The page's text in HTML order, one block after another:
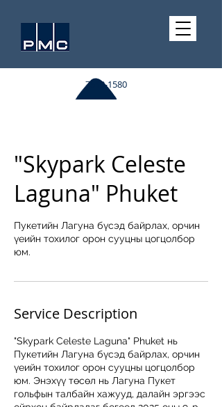
7510-1580
"Skypark Celeste
Laguna" Phuket
Пукетийн Лагуна бүсэд байрлах, орчин
үеийн тохилог орон сууцны цогцолбор
юм.
Service Description
"Skypark Celeste Laguna" Phuket нь
Пукетийн Лагуна бүсэд байрлах, орчин
үеийн тохилог орон сууцны цогцолбор
юм. Энэхүү төсөл нь Лагуна Пукет
гольфын талбайн хажууд, далайн эргээс